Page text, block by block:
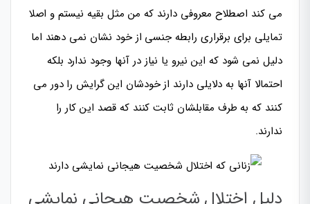
می کند اصطلاح معروفی دارند که من مثل بقیه نیستم و اصلا
تمایلی برای برقراری رابطه جنسی از خود نشان نمی دهند اما
دلیل نمی شود که این نیرو یا نیاز در آنها وجود ندارد بلکه
احتمالا آنها به دلایلی دارند از خودشان این گرایش را دور می
کنند که به طرف مقابلشان ثابت کنند که قصد این کار را
ندارند.